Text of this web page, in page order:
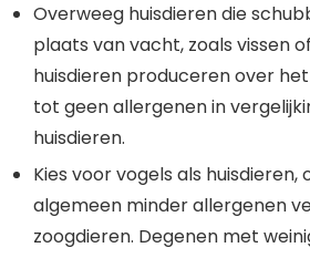
Overweeg huisdieren die
plaats van vacht, zoals vissen
huisdieren produceren over
tot geen allergenen in
huisdieren.
Kies voor vogels als
algemeen minder allergenen
zoogdieren. Degenen met